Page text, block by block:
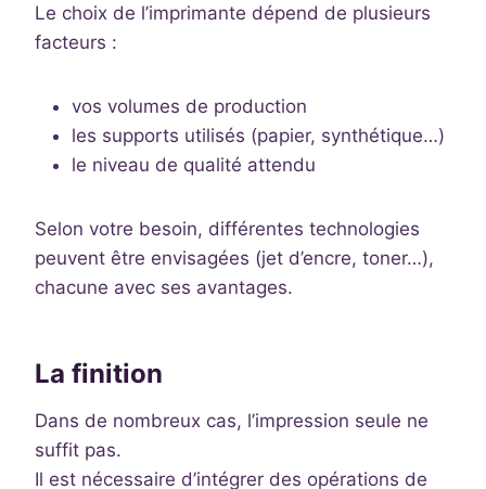
Le choix de l’imprimante dépend de plusieurs
facteurs :
vos volumes de production
les supports utilisés (papier, synthétique…)
le niveau de qualité attendu
Selon votre besoin, différentes technologies
peuvent être envisagées (jet d’encre, toner…),
chacune avec ses avantages.
La finition
Dans de nombreux cas, l’impression seule ne
suffit pas.
Il est nécessaire d’intégrer des opérations de